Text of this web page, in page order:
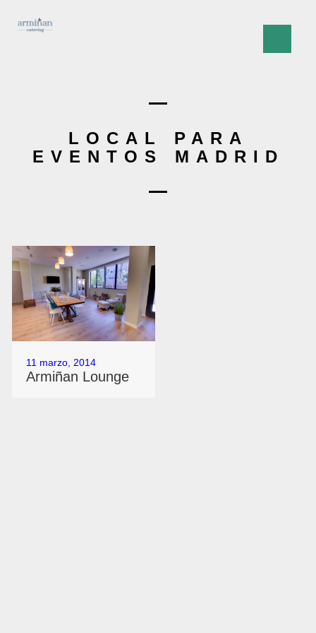
LOCAL PARA
EVENTOS MADRID
11 marzo, 2014
Armiñan Lounge